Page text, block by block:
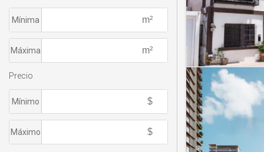
Mínima
Máxima
Precio
Mínimo
Máximo